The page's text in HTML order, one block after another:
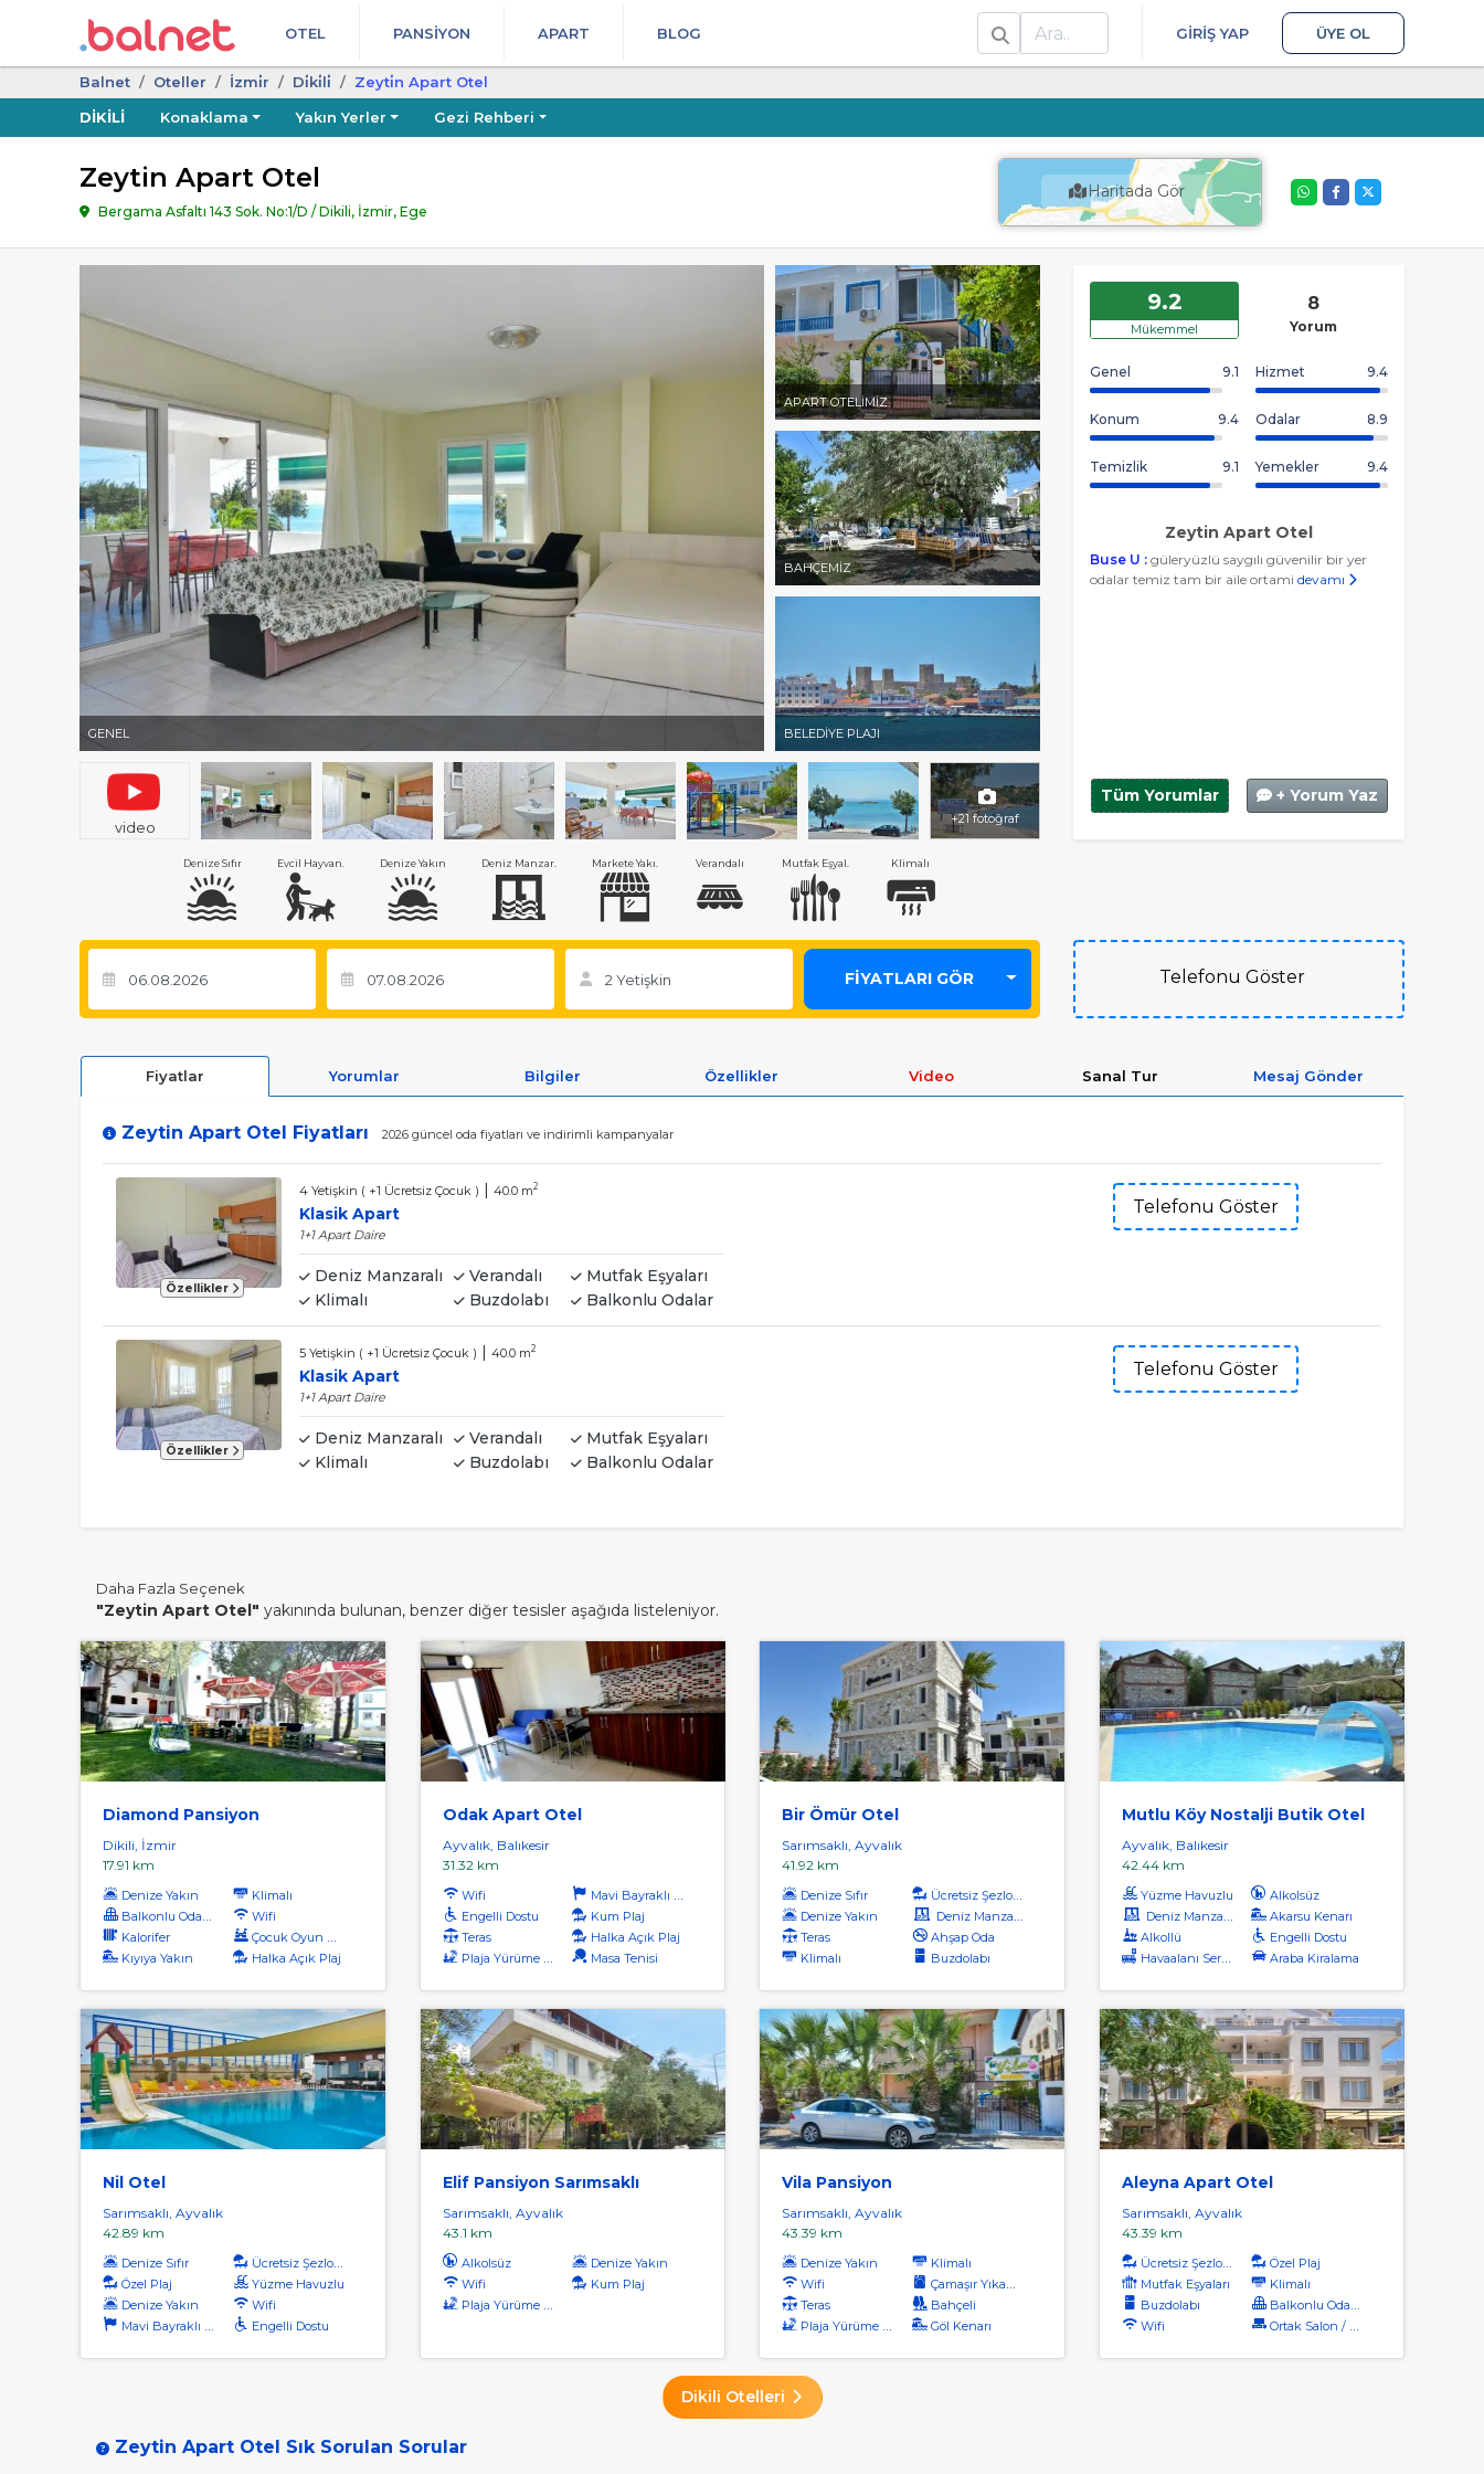
OTEL PANSIYON APART BLOG
Ara
GIRIŞ YAP ÜYE OL
Balnet Oteller İzmi̇r Di̇ki̇li̇
Zeyti̇n Apart Otel
DIKILI
Konaklama Yakın Yerler Gezi Rehberi
Zeytin Apart Otel
Bergama Asfaltı 143 Sok. No:1/D / Dikili, İzmir, Ege
Haritada Gör
GENEL
APART OTELİMİZ
BAHÇEMİZ
BELEDİYE PLAJI
video +21 fotoğraf
9.2
Mükemmel
8
Yorum
Genel 9.1 Hizmet 9.4
Konum 9.4 Odalar 8.9
Temizlik 9.1 Yemekler 9.4
Zeytin Apart Otel
Buse U : güleryüzlü saygılı güvenilir bir yer
odalar temiz tam bir aile ortami devamı
Tüm Yorumlar + Yorum Yaz
Denize Sıfır Evcil Hayvan. Denize Yakın Deniz Manzar. Markete Yakı. Verandalı Mutfak Eşyal. Klimalı
FİYATLARI GÖR Telefonu Göster
Fiyatlar Yorumlar Bilgiler Özellikler Video Sanal Tur Mesaj Gönder
Zeytin Apart Otel Fiyatları 2026 güncel oda fiyatları ve indirimli kampanyalar
Özellikler
4 Yetişkin ( +1 Ücretsiz Çocuk ) | 40.0 m2
Klasik Apart
1+1 Apart Daire
Deniz Manzaralı Verandalı
Mutfak Eşyaları
Klimalı
Buzdolabı Balkonlu Odalar
Telefonu Göster
Özellikler
5 Yetişkin ( +1 Ücretsiz Çocuk ) | 40.0 m2
Klasik Apart
1+1 Apart Daire
Deniz Manzaralı Verandalı
Mutfak Eşyaları
Klimalı
Buzdolabı Balkonlu Odalar
Telefonu Göster
Daha Fazla Seçenek
"Zeytin Apart Otel" yakınında bulunan, benzer diğer tesisler aşağıda listeleniyor.
Diamond Pansiyon
Dikili, İzmir
17.91 km
Denize Yakın
Klimalı
Balkonlu Odalar
Wifi
Kalorifer
Çocuk Oyun Alanı
Kıyıya Yakın
Halka Açık Plaj
Odak Apart Otel
Ayvalık, Balıkesir
31.32 km
Wifi
Mavi Bayraklı Plaj
Engelli Dostu
Kum Plaj
Teras
Halka Açık Plaj
Plaja Yürüme Mesafesi
Masa Tenisi
Bir Ömür Otel
Sarımsaklı, Ayvalık
41.92 km
Denize Sıfır
Ücretsiz Şezlong
Denize Yakın
Deniz Manzaralı
Teras
Ahşap Oda
Klimalı
Buzdolabı
Mutlu Köy Nostalji Butik Otel
Ayvalık, Balıkesir
42.44 km
Yüzme Havuzlu
Alkolsüz
Deniz Manzaralı
Akarsu Kenarı
Alkollü
Engelli Dostu
Havaalanı Servisi (ücretli)
Araba Kiralama
Nil Otel
Sarımsaklı, Ayvalık
42.89 km
Denize Sıfır
Ücretsiz Şezlong
Özel Plaj
Yüzme Havuzlu
Denize Yakın
Wifi
Mavi Bayraklı Plaj
Engelli Dostu
Elif Pansiyon Sarımsaklı
Sarımsaklı, Ayvalık
43.1 km
Alkolsüz
Denize Yakın
Wifi
Kum Plaj
Plaja Yürüme Mesafesi
Vila Pansiyon
Sarımsaklı, Ayvalık
43.39 km
Denize Yakın
Klimalı
Wifi
Çamaşır Yıkama
Teras
Bahçeli
Plaja Yürüme Mesafesi
Göl Kenarı
Aleyna Apart Otel
Sarımsaklı, Ayvalık
43.39 km
Ücretsiz Şezlong
Özel Plaj
Mutfak Eşyaları
Klimalı
Buzdolabı
Balkonlu Odalar
Wifi
Ortak Salon / Tv Alanı
Dikili Otelleri
Zeytin Apart Otel Sık Sorulan Sorular